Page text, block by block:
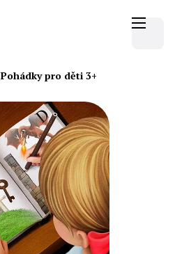
Pohádky pro děti 3+